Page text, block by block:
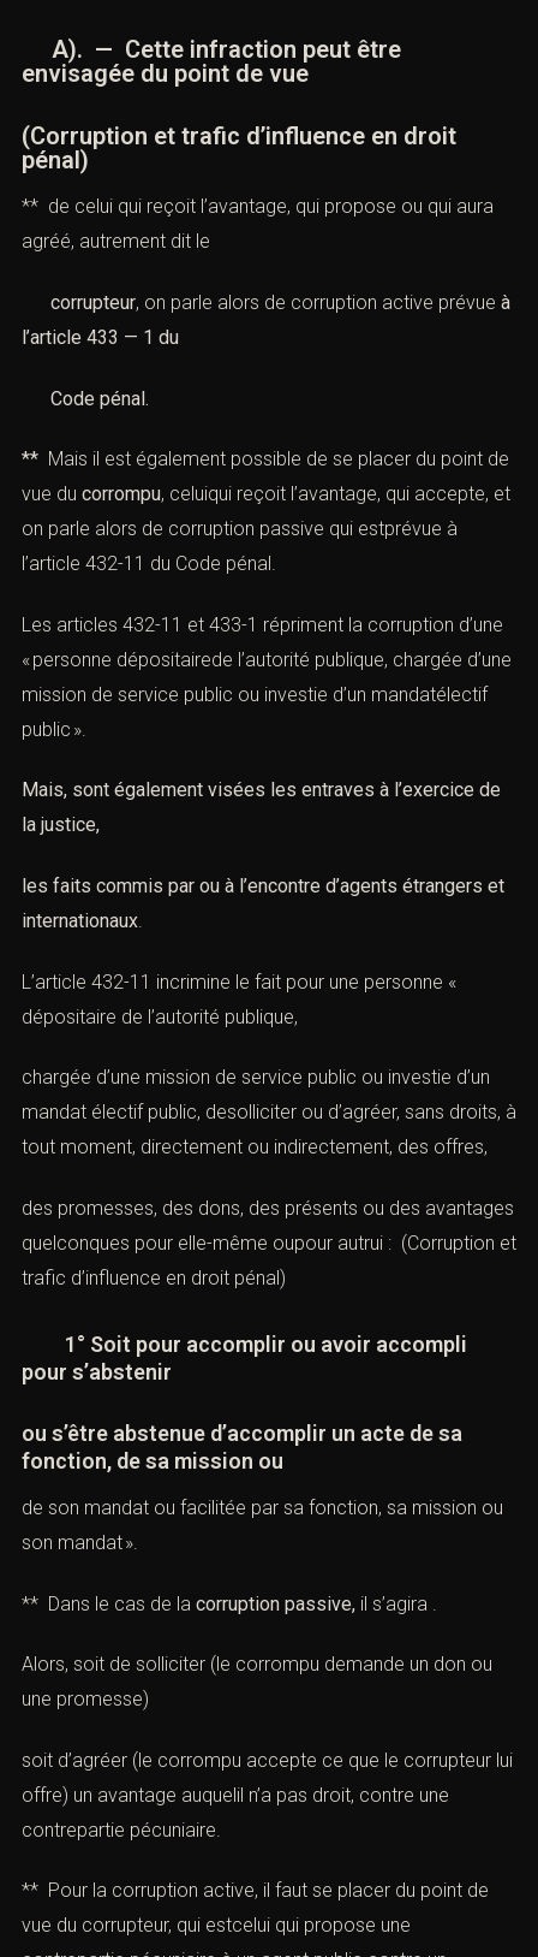
A). — Cette infraction peut être
envisagée du point de vue
(Corruption et trafic d’influence en droit
pénal)
** de celui qui reçoit l’avantage, qui propose ou qui aura
agréé, autrement dit le
corrupteur, on parle alors de corruption active prévue à
l’article 433 — 1 du
Code pénal.
** Mais il est également possible de se placer du point de
vue du corrompu, celuiqui reçoit l’avantage, qui accepte, et
on parle alors de corruption passive qui estprévue à
’article 432-11 du Code pénal .
Les articles 432-11 et 433-1 répriment la corruption d’une
« personne dépositairede l’autorité publique, chargée d’une
mission de service public ou investie d’un mandatélectif
public ».
Mais, sont également visées les entraves à l’exercice de
la justice,
les faits commis par ou à l’encontre d’agents étrangers et
internationaux.
L’article 432-11 incrimine le fait pour une personne «
dépositaire de l’autorité publique,
chargée d’une mission de service public ou investie d’un
mandat électif public, desolliciter ou d’agréer, sans droits, à
tout moment, directement ou indirectement, des offres,
des promesses, des dons, des présents ou des avantages
quelconques pour elle-même oupour autrui : (Corruption et
trafic d’influence en droit pénal)
1° Soit pour accomplir ou avoir accompli
pour s’abstenir
ou s’être abstenue d’accomplir un acte de sa
fonction, de sa mission ou
de son mandat ou facilitée par sa fonction, sa mission ou
son mandat ».
** Dans le cas de la corruption passive, il s’agira .
Alors, soit de solliciter (le corrompu demande un don ou
une promesse)
soit d’agréer (le corrompu accepte ce que le corrupteur lui
offre) un avantage auquelil n’a pas droit, contre une
contrepartie pécuniaire.
** Pour la corruption active, il faut se placer du point de
vue du corrupteur, qui estcelui qui propose une